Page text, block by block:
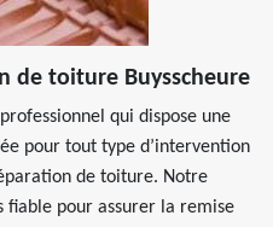
de toiture Buysscheure
qui dispose une
pour tout type d’intervention
de toiture. Notre
fiable pour assurer la remise